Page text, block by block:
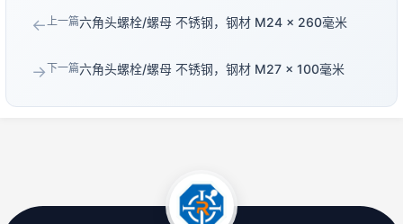
←上一篇六角头螺栓/螺母 不锈钢，钢材 M24 × 260毫米
→下一篇六角头螺栓/螺母 不锈钢，钢材 M27 × 100毫米